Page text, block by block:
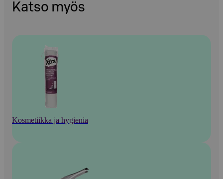
Katso myös
Kosmetiikka ja hygienia